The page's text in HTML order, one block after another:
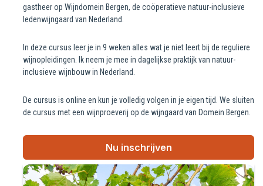
gastheer op Wijndomein Bergen, de coöperatieve natuur-inclusieve
ledenwijngaard van Nederland.
In deze cursus leer je in 9 weken alles wat je niet leert bij de reguliere
wijnopleidingen. Ik neem je mee in dagelijkse praktijk van natuur-
inclusieve wijnbouw in Nederland.
De cursus is online en kun je volledig volgen in je eigen tijd. We sluiten
de cursus met een wijnproeverij op de wijngaard van Domein Bergen.
Nu inschrijven